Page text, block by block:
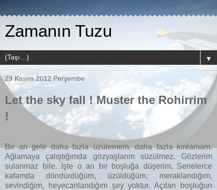
Zamanın Tuzu
▼
29 Kasım 2012 Perşembe
Let the sky fall ! Muster the Rohirrim
!
Bir an gelir daha fazla üzülemem, daha fazla kırılamam.
Ağlamaya çalıştığımda gözyaşlarım süzülmez. Gözlerim
sulanmaz bile. İşte o an bir boşluğa düşerim. Senelerce
kafamda döndürdüğüm, üzüldüğüm, meraklandığım,
sevindiğim, heyecanlandığım şey yoktur. Açılan boşluğun